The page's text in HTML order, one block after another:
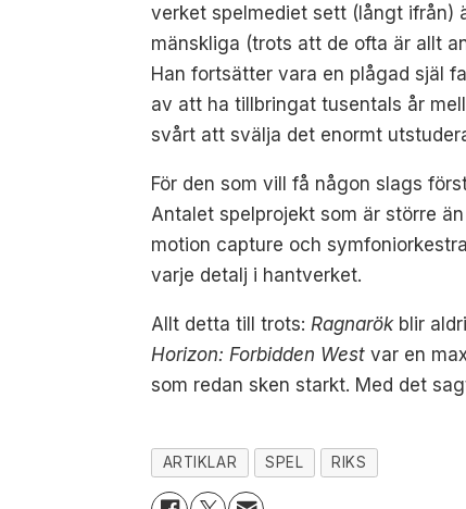
verket spelmediet sett (långt ifrån)
mänskliga (trots att de ofta är allt
Han fortsätter vara en plågad själ
av att ha tillbringat tusentals år
svårt att svälja det enormt
För den som vill få någon slags
Antalet spelprojekt som är större
motion capture och
varje detalj i hantverket.
Allt detta till trots: Ragnarökblir
Horizon: Forbidden West var en
som redan sken starkt. Med det
ARTIKLAR SPEL RIKS